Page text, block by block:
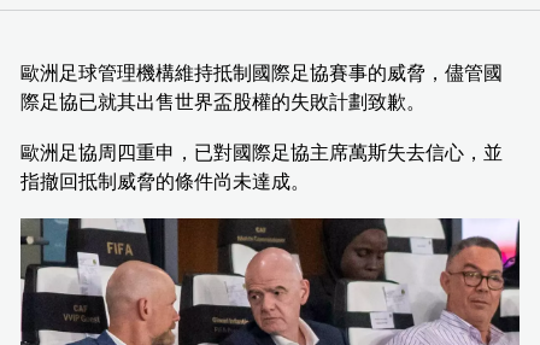
歐洲足球管理機構維持抵制國際足協賽事的威脅，儘管國
際足協已就其出售世界盃股權的失敗計劃致歉。
歐洲足協周四重申，已對國際足協主席萬斯失去信心，並
指撤回抵制威脅的條件尚未達成。